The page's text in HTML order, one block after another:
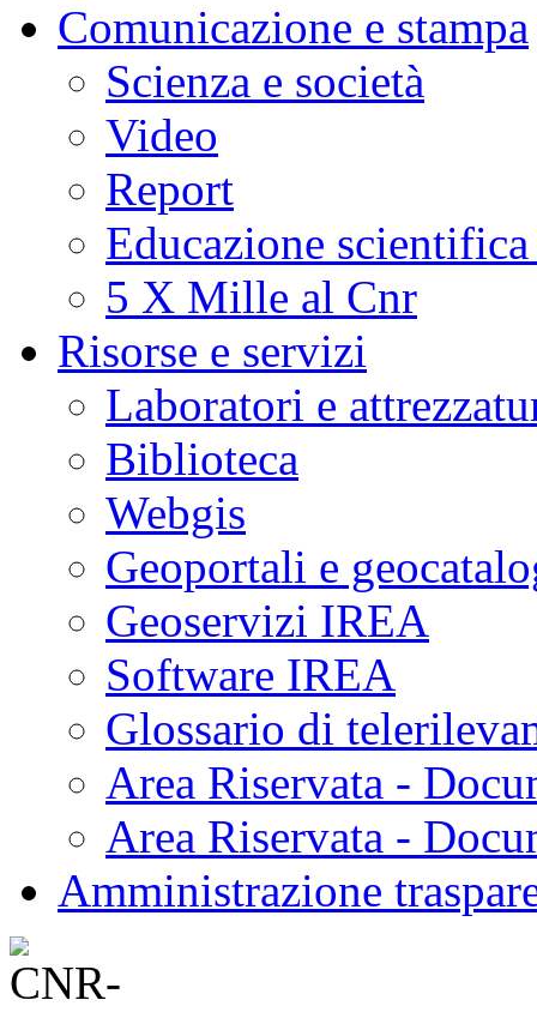
Comunicazione e stampa
Scienza e società
Video
Report
Educazione
5 X Mille al Cnr
Risorse e servizi
Laboratori e
Biblioteca
Webgis
Geoportali e
Geoservizi IREA
Software IREA
Glossario di
Area Riservata -
Area Riservata -
Amministrazione